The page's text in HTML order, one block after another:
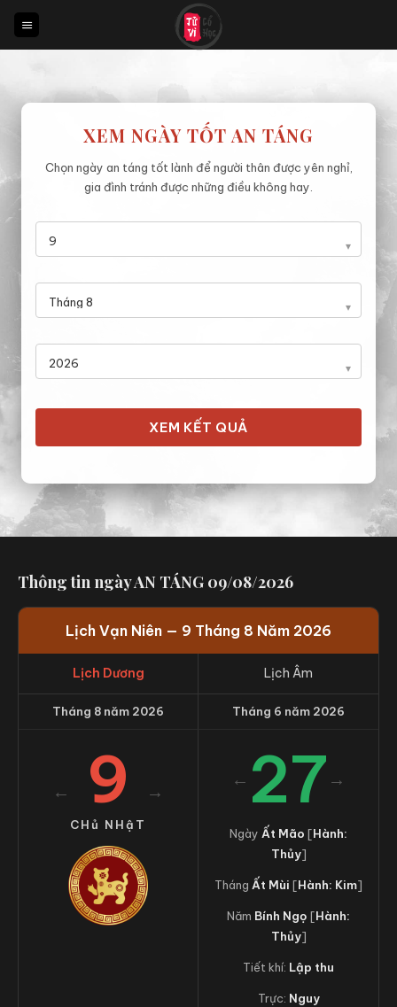
qua
nội
XEM NGÀY TỐT AN TÁNG
Chọn ngày an táng tốt lành để người thân được yên nghỉ,
gia đình tránh được những điều không hay.
XEM KẾT QUẢ
Thông tin ngày AN TÁNG 09/08/2026
Lịch Vạn Niên — 9 Tháng 8 Năm 2026
Lịch Dương Lịch Âm
Tháng 8 năm 2026 Tháng 6 năm 2026
← 9
CHủ NHậT
→
← 27 →
Ngày Ất Mão [Hành:
Thủy]
Tháng Ất Mùi [Hành: Kim]
Năm Bính Ngọ [Hành:
Thủy]
Tiết khí: Lập thu
Trực: Nguy